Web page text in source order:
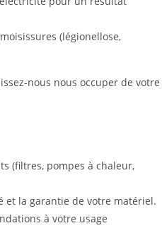
(légionellose,
nous nous occuper de votre
(filtres, pompes à chaleur,
et la garantie de votre matériel.
à votre usage